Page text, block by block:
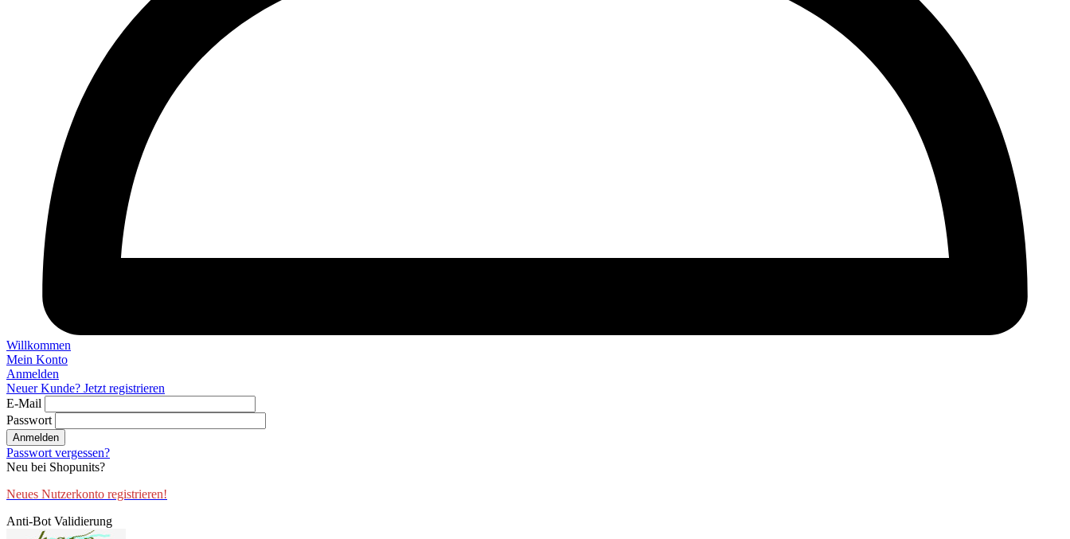
Willkommen
Mein Konto
Anmelden
Neuer Kunde? Jetzt registrieren
E-Mail
Passwort
Anmelden
Passwort vergessen?
Neu bei Shopunits?
Neues Nutzerkonto registrieren!
Anti-Bot Validierung